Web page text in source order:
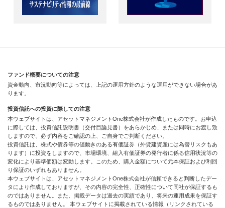
ファンド概要についての注意
資金動向、市況動向等によっては、上記の運用方針のような運用ができない場合があ
ります。
投資信託への投資に際しての注意
本ウェブサイトは、アセットマネジメントOne株式会社が作成したものです。お申込
に際しては、投資信託説明書（交付目論見書）をあらかじめ、または同時にお渡し致
しますので、必ず内容をご確認の上、ご自身でご判断ください。
投資信託は、株式や債券等の値動きのある有価証券（外貨建資産には為替リスクもあ
ります）に投資をしますので、市場環境、組入有価証券の発行者に係る信用状況等の
変化により基準価額は変動します。このため、購入金額について元本保証および利回
り保証のいずれもありません。
本ウェブサイトは、アセットマネジメントOne株式会社が信頼できると判断したデー
タにより作成しておりますが、その内容の完全性、正確性について同社が保証するも
のではありません。また、掲載データは過去の実績であり、将来の運用成果を保証す
るものではありません。 本ウェブサイトに掲載されている情報（リンクされている